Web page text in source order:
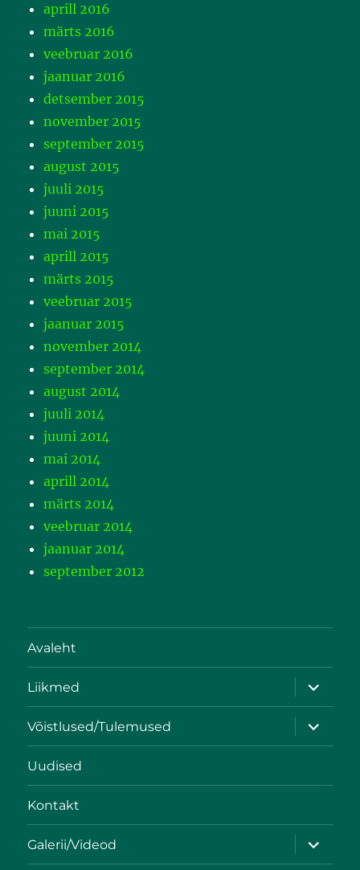
aprill 2016
märts 2016
veebruar 2016
jaanuar 2016
detsember 2015
november 2015
september 2015
august 2015
juuli 2015
juuni 2015
mai 2015
aprill 2015
märts 2015
veebruar 2015
jaanuar 2015
november 2014
september 2014
august 2014
juuli 2014
juuni 2014
mai 2014
aprill 2014
märts 2014
veebruar 2014
jaanuar 2014
september 2012
Avaleht
Liikmed
Võistlused/Tulemused
Uudised
Kontakt
Galerii/Videod